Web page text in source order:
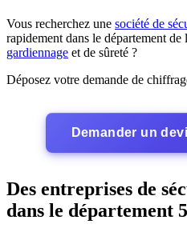
Vous recherchez une société de
rapidement dans le département de
gardiennage et de sûreté ?
Déposez votre demande de
Demander un
Des entreprises de
dans le département